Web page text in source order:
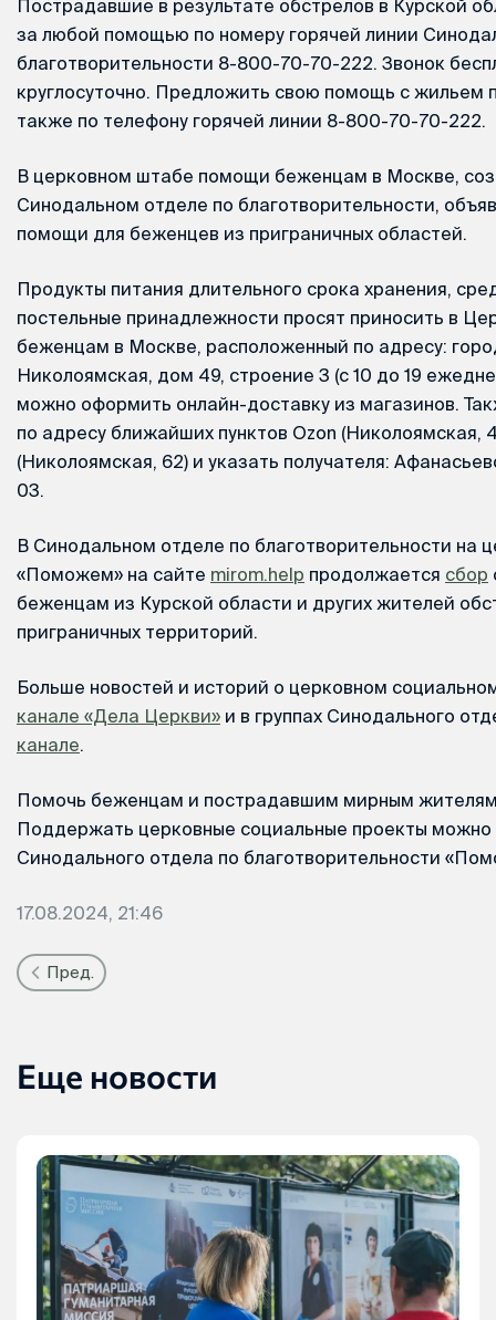
Пострадавшие в результате обстрелов в Курской
за любой помощью по номеру горячей линии
благотворительности 8-800-70-70-222. Звонок
круглосуточно. Предложить свою помощь с
также по телефону горячей линии 8-800-70-70-222.
В церковном штабе помощи беженцам в Москве,
Синодальном отделе по благотворительности,
помощи для беженцев из приграничных областей.
Продукты питания длительного срока хранения,
постельные принадлежности просят приносить в
беженцам в Москве, расположенный по адресу:
Николоямская, дом 49, строение 3 (с 10 до 19
можно оформить онлайн-доставку из магазинов.
по адресу ближайших пунктов Ozon (Николоямская,
(Николоямская, 62) и указать получателя:
03.
В Синодальном отделе по благотворительности на
«Поможем» на сайте mirom.help продолжается сбор
беженцам из Курской области и других жителей
приграничных территорий.
Больше новостей и историй о церковном
канале «Дела Церкви» и в группах Синодального
канале.
Помочь беженцам и пострадавшим мирным
Поддержать церковные социальные проекты
Синодального отдела по благотворительности
17.08.2024, 21:46
Пред.
Еще новости